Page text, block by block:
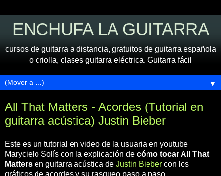
ENCHUFA LA GUITARRA
cursos de guitarra a distancia, gratuitos de guitarra española
o criolla, clases guitarra eléctrica. Guitarra fácil
▼
All That Matters - Acordes (Tutorial en
guitarra acústica) Justin Bieber
Este es un tutorial en video de la usuaria en youtube
Marycielo Solís con la explicación de cómo tocar All That
Matters en guitarra acústica de Justin Bieber con los
gráficos de acordes y su rasgueo paso a paso.